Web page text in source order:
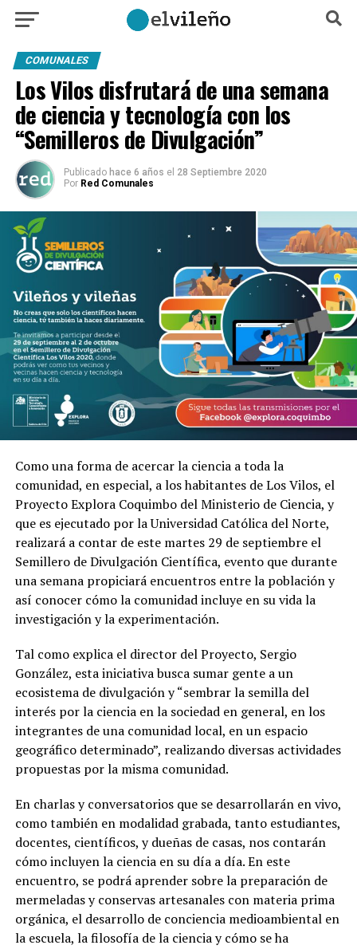
COMUNALES
Los Vilos disfrutará de una semana
de ciencia y tecnología con los
“Semilleros de Divulgación”
Publicado hace 6 años el 28 Septiembre 2020
Por Red Comunales
Como una forma de acercar la ciencia a toda la
comunidad, en especial, a los habitantes de Los Vilos, el
Proyecto Explora Coquimbo del Ministerio de Ciencia, y
que es ejecutado por la Universidad Católica del Norte,
realizará a contar de este martes 29 de septiembre el
Semillero de Divulgación Científica, evento que durante
una semana propiciará encuentros entre la población y
así conocer cómo la comunidad incluye en su vida la
investigación y la experimentación.
Tal como explica el director del Proyecto, Sergio
González, esta iniciativa busca sumar gente a un
ecosistema de divulgación y “sembrar la semilla del
interés por la ciencia en la sociedad en general, en los
integrantes de una comunidad local, en un espacio
geográfico determinado”, realizando diversas actividades
propuestas por la misma comunidad.
En charlas y conversatorios que se desarrollarán en vivo,
como también en modalidad grabada, tanto estudiantes,
docentes, científicos, y dueñas de casas, nos contarán
cómo incluyen la ciencia en su día a día. En este
encuentro, se podrá aprender sobre la preparación de
mermeladas y conservas artesanales con materia prima
orgánica, el desarrollo de conciencia medioambiental en
la escuela, la filosofía de la ciencia y cómo se ha